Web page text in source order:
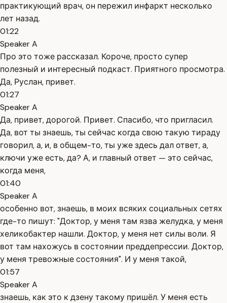
практикующий врач, он пережил инфаркт несколько
лет назад.
01:22
Speaker A
Про это тоже рассказал. Короче, просто супер
полезный и интересный подкаст. Приятного просмотра.
Да, Руслан, привет.
01:27
Speaker A
Да, привет, дорогой. Привет. Спасибо, что пригласил.
Да, вот ты знаешь, ты сейчас когда свою такую тираду
говорил, а, и, в общем-то, ты уже здесь дал ответ, а,
ключи уже есть, да? А, и главный ответ — это сейчас,
когда меня,
01:40
Speaker A
особенно вот, знаешь, в моих всяких социальных сетях
где-то пишут: "Доктор, у меня там язва желудка, у меня
хеликобактер нашли. Доктор, у меня нет силы воли. Я
вот там нахожусь в состоянии преддепрессии. Доктор,
у меня тревожные состояния". И у меня такой,
01:57
Speaker A
знаешь, как это к дзену такому пришёл. У меня есть